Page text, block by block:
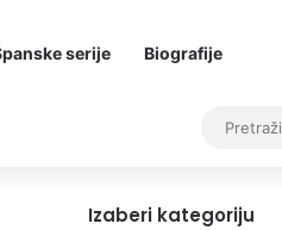
serije Biografije
Izaberi kategoriju